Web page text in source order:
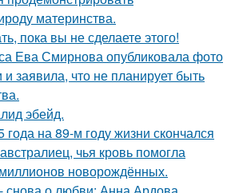
материнства.
пока вы не сделаете этого!
Ева Смирнова опубликовала фото
заявила, что не планирует быть
эбейд.
на 89-м году жизни скончался
чья кровь помогла
новорождённых.